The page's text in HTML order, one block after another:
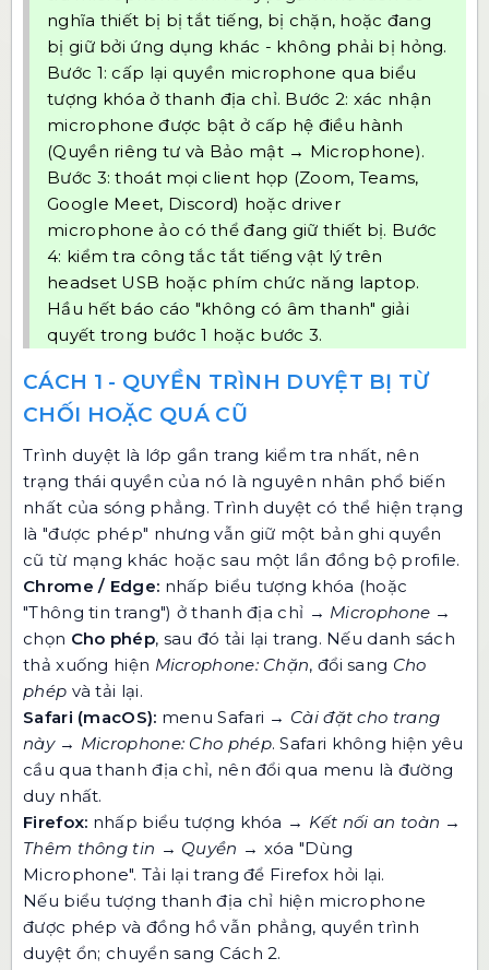
nghĩa thiết bị bị tắt tiếng, bị chặn, hoặc đang
bị giữ bởi ứng dụng khác - không phải bị hỏng.
Bước 1: cấp lại quyền microphone qua biểu
tượng khóa ở thanh địa chỉ. Bước 2: xác nhận
microphone được bật ở cấp hệ điều hành
(Quyền riêng tư và Bảo mật → Microphone).
Bước 3: thoát mọi client họp (Zoom, Teams,
Google Meet, Discord) hoặc driver
microphone ảo có thể đang giữ thiết bị. Bước
4: kiểm tra công tắc tắt tiếng vật lý trên
headset USB hoặc phím chức năng laptop.
Hầu hết báo cáo "không có âm thanh" giải
quyết trong bước 1 hoặc bước 3.
CÁCH 1 - QUYỀN TRÌNH DUYỆT BỊ TỪ
CHỐI HOẶC QUÁ CŨ
Trình duyệt là lớp gần trang kiểm tra nhất, nên
trạng thái quyền của nó là nguyên nhân phổ biến
nhất của sóng phẳng. Trình duyệt có thể hiện trạng
là "được phép" nhưng vẫn giữ một bản ghi quyền
cũ từ mạng khác hoặc sau một lần đồng bộ profile.
Chrome / Edge: nhấp biểu tượng khóa (hoặc
"Thông tin trang") ở thanh địa chỉ → Microphone →
chọn Cho phép, sau đó tải lại trang. Nếu danh sách
thả xuống hiện Microphone: Chặn, đổi sang Cho
phép và tải lại.
Safari (macOS): menu Safari → Cài đặt cho trang
này→ Microphone: Cho phép. Safari không hiện yêu
cầu qua thanh địa chỉ, nên đổi qua menu là đường
duy nhất.
Firefox: nhấp biểu tượng khóa → Kết nối an toàn →
Thêm thông tin → Quyền → xóa "Dùng
Microphone". Tải lại trang để Firefox hỏi lại.
Nếu biểu tượng thanh địa chỉ hiện microphone
được phép và đồng hồ vẫn phẳng, quyền trình
duyệt ổn; chuyển sang Cách 2.